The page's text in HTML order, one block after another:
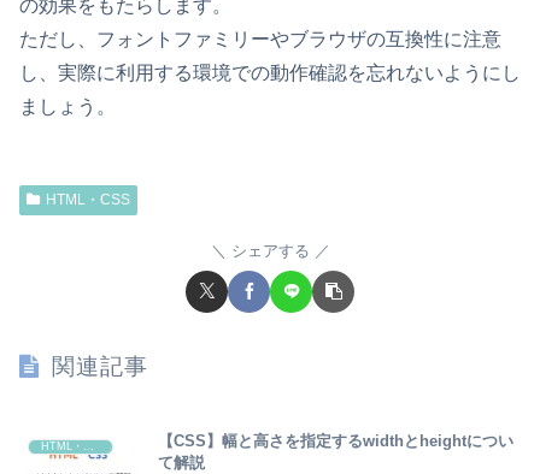
の効果をもたらします。
ただし、フォントファミリーやブラウザの互換性に注意
し、実際に利用する環境での動作確認を忘れないようにし
ましょう。
HTML・CSS
シェアする
関連記事
HTML・CSS
【CSS】幅と高さを指定するwidthとheightについ
て解説